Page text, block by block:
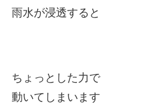
雨水が浸透すると
ちょっとした力で
動いてしまいます